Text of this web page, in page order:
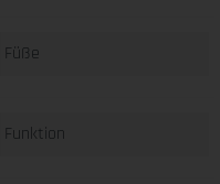
Füße
Funktion